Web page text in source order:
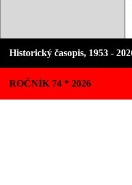
Historický časopis, 1953 -
ROČNÍK 74 * 2026